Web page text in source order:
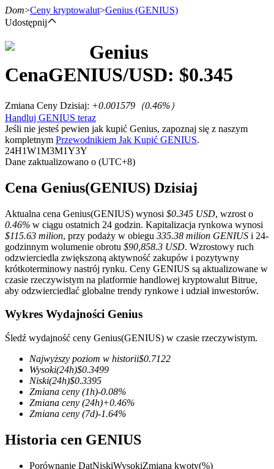
Kontrakty terminowe na USDT
TradFi
Instrumenty pochodne na akcje, forex, metale szlachetne i
Dom>Ceny kryptowalut>Genius (GENIUS)
Udostępnij
Genius
CenaGENIUS/USD: $0.345
Zmiana Ceny Dzisiaj: +0.001579 （0.46%）
Handluj GENIUS teraz
Jeśli nie jesteś pewien jak kupić Genius, zapoznaj się z naszym
kompletnym Przewodnikiem Jak Kupić GENIUS.
24H1W1M3M1Y3Y
Dane zaktualizowano o (UTC+8)
Cena Genius(GENIUS) Dzisiaj
Aktualna cena Genius(GENIUS) wynosi $0.345 USD, wzrost o
0.46% w ciągu ostatnich 24 godzin. Kapitalizacja rynkowa wynosi
$115.63 milion, przy podaży w obiegu 335.38 milion GENIUS i 24-
godzinnym wolumenie obrotu $90,858.3 USD. Wzrostowy ruch
odzwierciedla zwiększoną aktywność zakupów i pozytywny
krótkoterminowy nastrój rynku. Ceny GENIUS są aktualizowane w
czasie rzeczywistym na platformie handlowej kryptowalut Bitrue,
aby odzwierciedlać globalne trendy rynkowe i udział inwestorów.
Wykres Wydajności Genius
Śledź wydajność ceny Genius(GENIUS) w czasie rzeczywistym.
Najwyższy poziom w historii$0.7122
Wysoki(24h)$0.3499
Niski(24h)$0.3395
Zmiana ceny (1h)-0.08%
Zmiana ceny (24h)+0.46%
Zmiana ceny (7d)-1.64%
Historia cen GENIUS
Porównanie DatNiskiWysokiZmiana kwoty(%)